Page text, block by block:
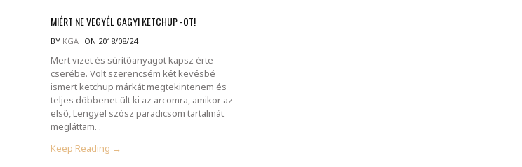
MIÉRT NE VEGYÉL GAGYI KETCHUP -OT!
BY KGA ON 2018/08/24
Mert vizet és sürítőanyagot kapsz érte
cserébe. Volt szerencsém két kevésbé
ismert ketchup márkát megtekintenem és
teljes döbbenet ült ki az arcomra, amikor az
első, Lengyel szósz paradicsom tartalmát
megláttam. .
Keep Reading →